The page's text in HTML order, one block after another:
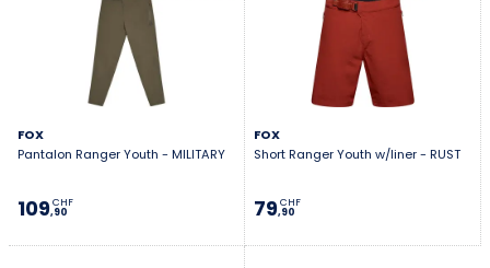
FOX
Pantalon Ranger Youth - MILITARY
109,90
CHF
FOX
Short Ranger Youth w/liner - RUST
79,90
CHF